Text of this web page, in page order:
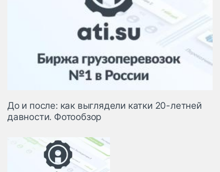
До и после: как выглядели катки 20-летней
давности. Фотообзор